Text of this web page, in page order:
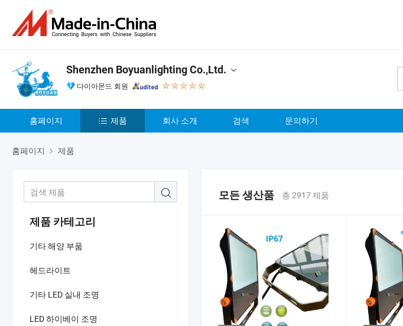
Shenzhen Boyuanlighting Co.,Ltd.
다이아몬드 회원
홈페이지 제품 회사 소개 검색 문의하기
홈페이지 제품
제품 카테고리
기타 해양 부품
헤드라이트
기타 LED 실내 조명
LED 하이베이 조명
모든 생산품 총 2917 제품